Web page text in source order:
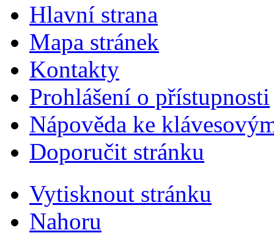
Hlavní strana
Mapa stránek
Kontakty
Prohlášení o přístupnosti
Nápověda ke
Doporučit stránku
Vytisknout stránku
Nahoru